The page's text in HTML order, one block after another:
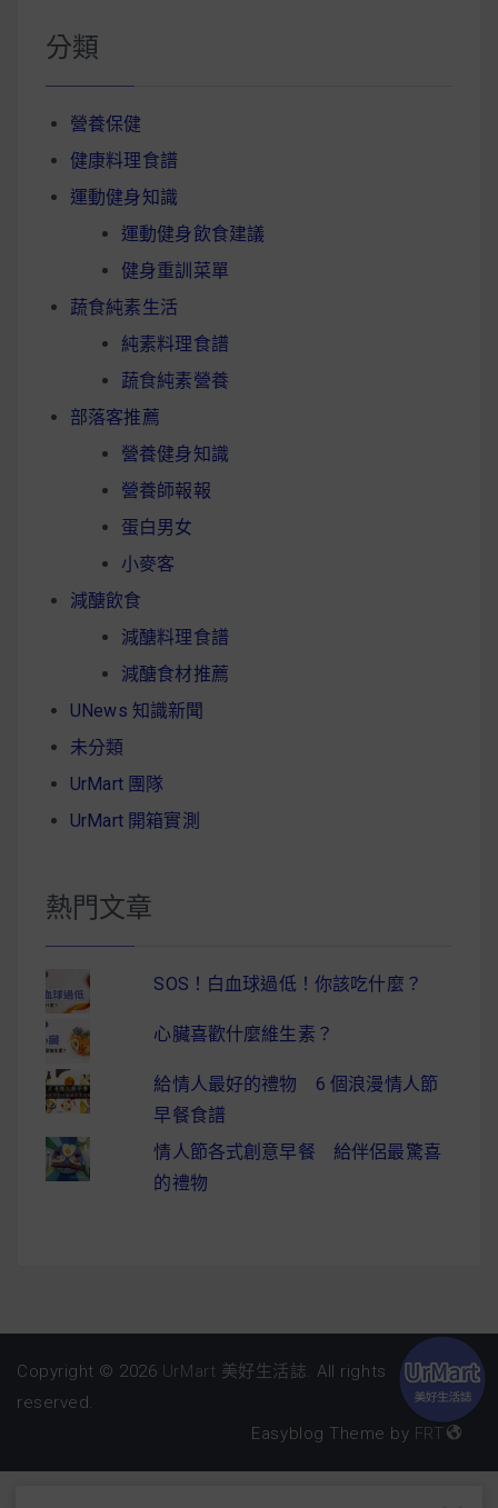
分類
營養保健
健康料理食譜
運動健身知識
運動健身飲食建議
健身重訓菜單
蔬食純素生活
純素料理食譜
蔬食純素營養
部落客推薦
營養健身知識
營養師報報
蛋白男女
小麥客
減醣飲食
減醣料理食譜
減醣食材推薦
UNews 知識新聞
未分類
UrMart 團隊
UrMart 開箱實測
熱門文章
SOS！白血球過低！你該吃什麼？
心臟喜歡什麼維生素？
給情人最好的禮物 6 個浪漫情人節
早餐食譜
情人節各式創意早餐 給伴侶最驚喜
的禮物
Copyright © 2026 UrMart 美好生活誌. All rights
reserved.
Easyblog Theme by FRT